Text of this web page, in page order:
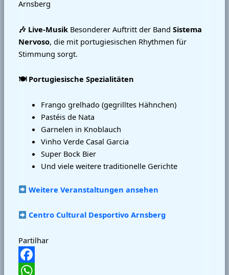
Arnsberg
🎶 Live‑MusikBesonderer Auftritt der Band Sistema
Nervoso, die mit portugiesischen Rhythmen für
Stimmung sorgt.
🍽️ Portugiesische Spezialitäten
Frango grelhado (gegrilltes Hähnchen)
Pastéis de Nata
Garnelen in Knoblauch
Vinho Verde Casal Garcia
Super Bock Bier
Und viele weitere traditionelle Gerichte
Weitere Veranstaltungen ansehen
Centro Cultural Desportivo Arnsberg
Partilhar
Facebook